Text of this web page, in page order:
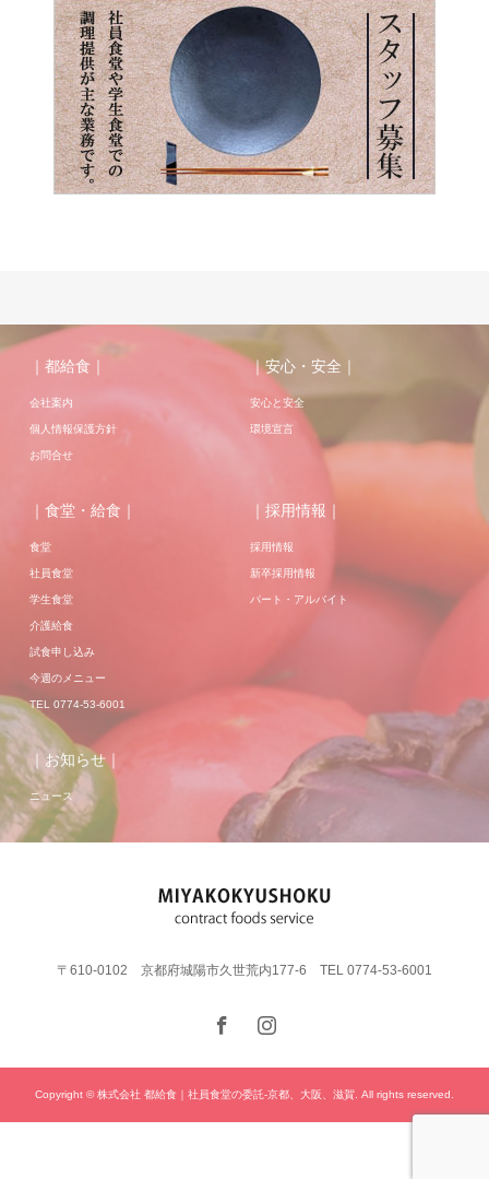
｜都給食｜
会社案内
個人情報保護方針
お問合せ
｜安心・安全｜
安心と安全
環境宣言
｜食堂・給食｜
食堂
社員食堂
学生食堂
介護給食
試食申し込み
今週のメニュー
TEL 0774-53-6001
｜採用情報｜
採用情報
新卒採用情報
パート・アルバイト
｜お知らせ｜
ニュース
〒610-0102 京都府城陽市久世荒内177-6 TEL 0774-53-6001
Copyright © 株式会社 都給食｜社員食堂の委託-京都、大阪、滋賀. All rights reserved.